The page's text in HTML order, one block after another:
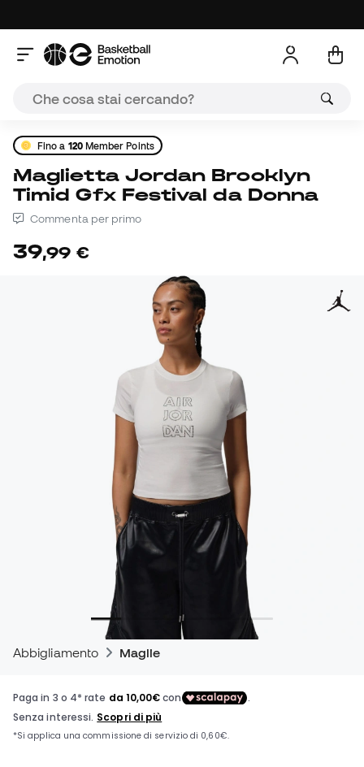
Fino a 120Member Points
Maglietta Jordan Brooklyn
Timid Gfx Festival da Donna
Commenta per primo
39,99 €
Abbigliamento Maglie